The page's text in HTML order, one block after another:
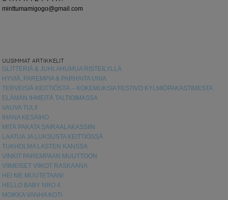
minttumamigogo@gmail.com
UUSIMMAT ARTIKKELIT
GLITTERIÄ & JUHLAHUMUA RISTEILYLLÄ
HYVIÄ, PAREMPIA & PARHAITA UNIA
TERVEISIÄ KEITTIÖSTÄ – KOKEMUKSIA FESTIVO KYLMIÖPAKASTIMESTA
ELÄMÄN IHMEITÄ TALTIOIMASSA
VAUVA TULI!
IHANA KESÄIHO
MITÄ PAKATA SAIRAALAKASSIIN
LAATUA JA LUKSUSTA KEITTIÖSSÄ
TUKHOLMA LASTEN KANSSA
VINKIT PAREMPAAN MUUTTOON
VIIMEISET VIIKOT RASKAANA
HEI ME MUUTETAAN!
HELLO BABY NRO 4
MOIKKA VANHA KOTI